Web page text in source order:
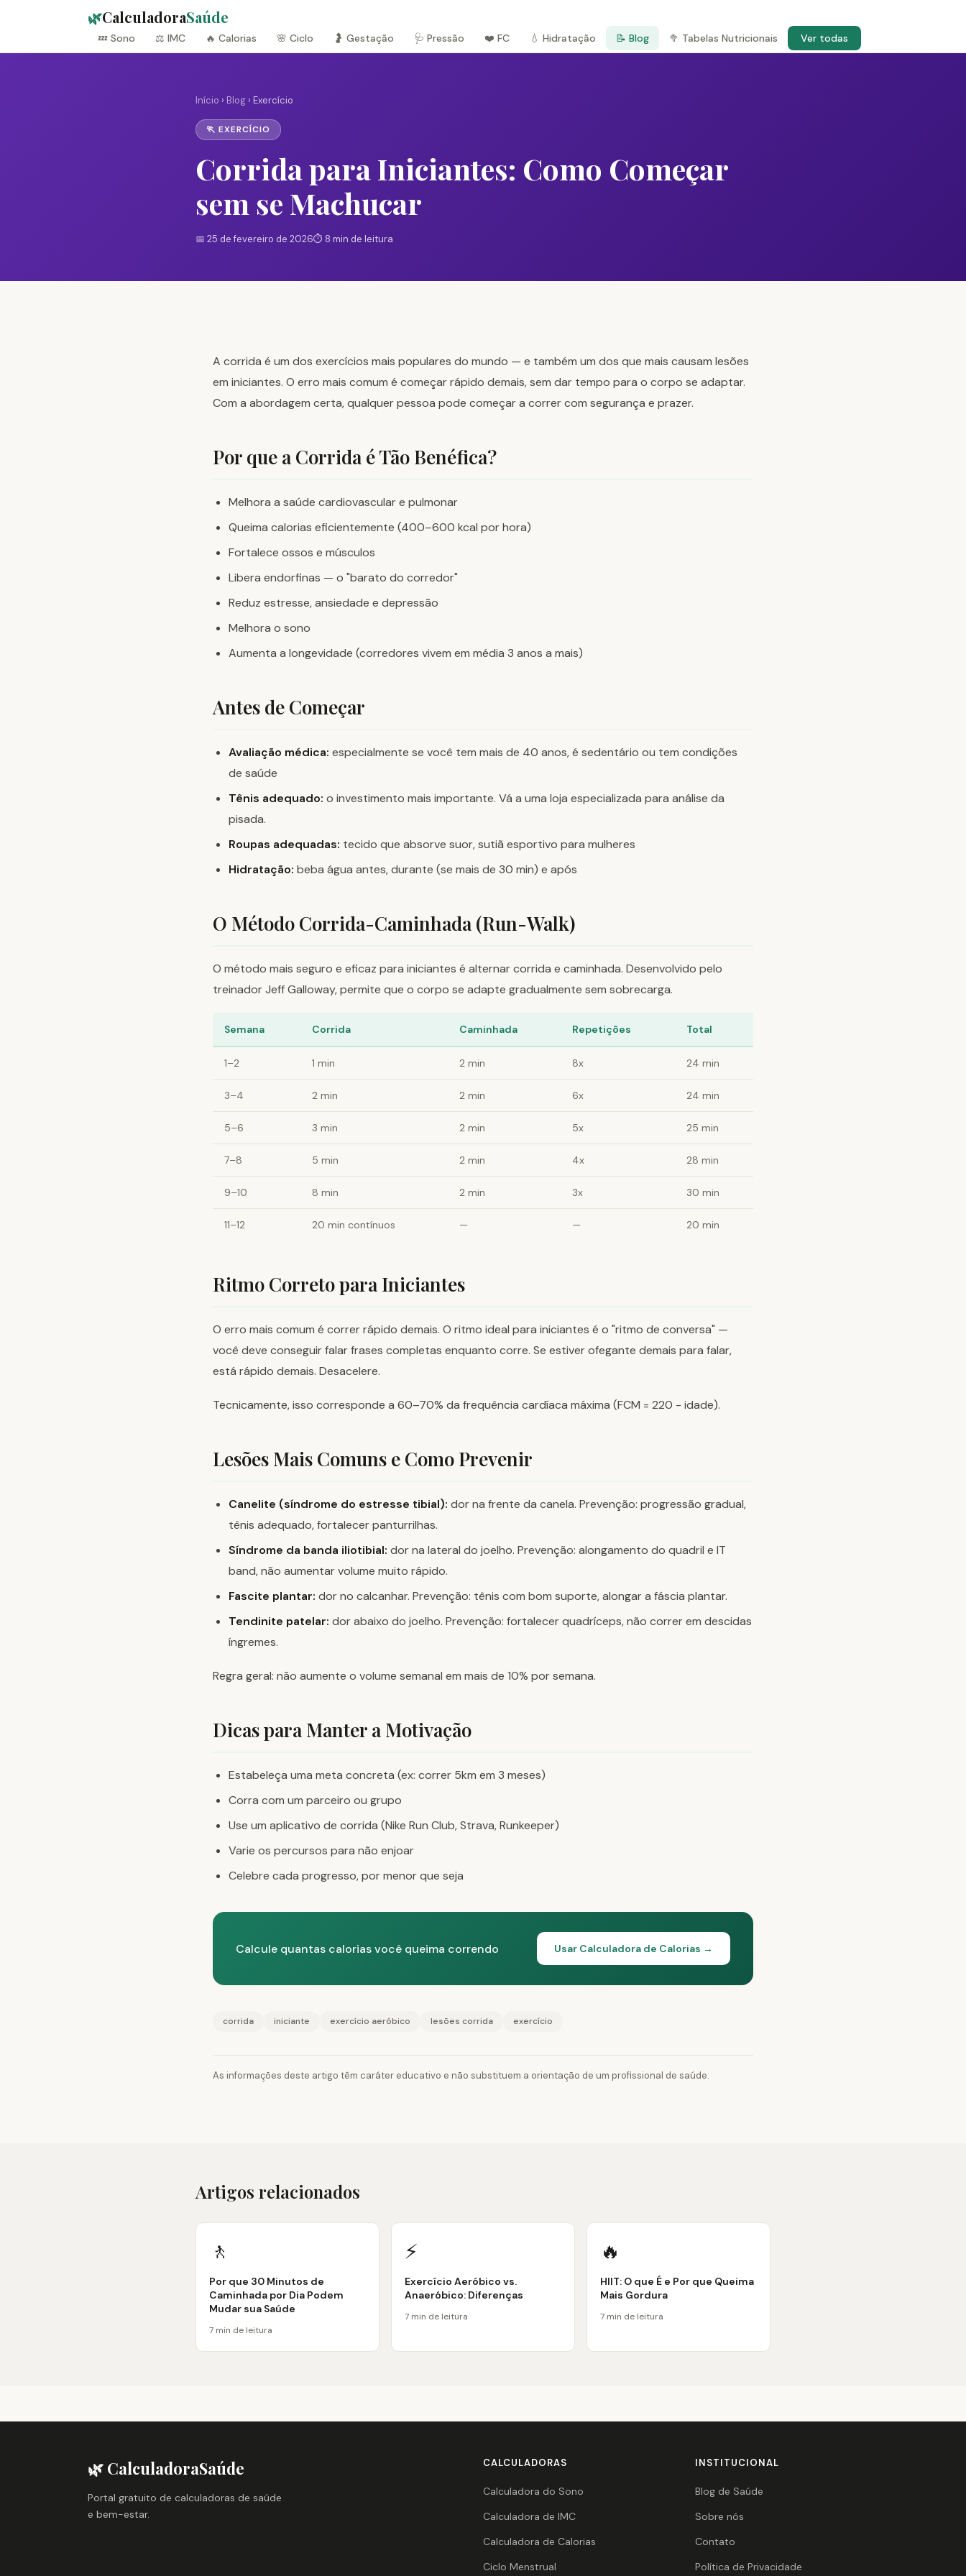
🌿CalculadoraSaúde
💤 Sono ⚖️ IMC 🔥 Calorias 🌸 Ciclo 🤰 Gestação 🩺 Pressão ❤️ FC 💧 Hidratação 📝 Blog 🥦 Tabelas Nutricionais Ver todas
Início › Blog › Exercício
🏃 EXERCÍCIO
Corrida para Iniciantes: Como Começar
sem se Machucar
📅 25 de fevereiro de 2026⏱️ 8 min de leitura
A corrida é um dos exercícios mais populares do mundo — e também um dos que mais causam lesões
em iniciantes. O erro mais comum é começar rápido demais, sem dar tempo para o corpo se adaptar.
Com a abordagem certa, qualquer pessoa pode começar a correr com segurança e prazer.
Por que a Corrida é Tão Benéfica?
Melhora a saúde cardiovascular e pulmonar
Queima calorias eficientemente (400–600 kcal por hora)
Fortalece ossos e músculos
Libera endorfinas — o "barato do corredor"
Reduz estresse, ansiedade e depressão
Melhora o sono
Aumenta a longevidade (corredores vivem em média 3 anos a mais)
Antes de Começar
Avaliação médica: especialmente se você tem mais de 40 anos, é sedentário ou tem condições
de saúde
Tênis adequado: o investimento mais importante. Vá a uma loja especializada para análise da
pisada.
Roupas adequadas: tecido que absorve suor, sutiã esportivo para mulheres
Hidratação: beba água antes, durante (se mais de 30 min) e após
O Método Corrida-Caminhada (Run-Walk)
O método mais seguro e eficaz para iniciantes é alternar corrida e caminhada. Desenvolvido pelo
treinador Jeff Galloway, permite que o corpo se adapte gradualmente sem sobrecarga.
Semana Corrida Caminhada Repetições Total
1–2 1 min 2 min 8x 24 min
3–4 2 min 2 min 6x 24 min
5–6 3 min 2 min 5x 25 min
7–8 5 min 2 min 4x 28 min
9–10 8 min 2 min 3x 30 min
11–12 20 min contínuos — — 20 min
Ritmo Correto para Iniciantes
O erro mais comum é correr rápido demais. O ritmo ideal para iniciantes é o "ritmo de conversa" —
você deve conseguir falar frases completas enquanto corre. Se estiver ofegante demais para falar,
está rápido demais. Desacelere.
Tecnicamente, isso corresponde a 60–70% da frequência cardíaca máxima (FCM = 220 - idade).
Lesões Mais Comuns e Como Prevenir
Canelite (síndrome do estresse tibial): dor na frente da canela. Prevenção: progressão gradual,
tênis adequado, fortalecer panturrilhas.
Síndrome da banda iliotibial: dor na lateral do joelho. Prevenção: alongamento do quadril e IT
band, não aumentar volume muito rápido.
Fascite plantar: dor no calcanhar. Prevenção: tênis com bom suporte, alongar a fáscia plantar.
Tendinite patelar: dor abaixo do joelho. Prevenção: fortalecer quadríceps, não correr em descidas
íngremes.
Regra geral: não aumente o volume semanal em mais de 10% por semana.
Dicas para Manter a Motivação
Estabeleça uma meta concreta (ex: correr 5km em 3 meses)
Corra com um parceiro ou grupo
Use um aplicativo de corrida (Nike Run Club, Strava, Runkeeper)
Varie os percursos para não enjoar
Celebre cada progresso, por menor que seja
Calcule quantas calorias você queima correndo Usar Calculadora de Calorias →
corrida iniciante exercício aeróbico lesões corrida exercício
As informações deste artigo têm caráter educativo e não substituem a orientação de um profissional de saúde.
Artigos relacionados
🚶
Por que 30 Minutos de
Caminhada por Dia Podem
Mudar sua Saúde
7 min de leitura
⚡
Exercício Aeróbico vs.
Anaeróbico: Diferenças
7 min de leitura
🔥
HIIT: O que É e Por que Queima
Mais Gordura
7 min de leitura
🌿 CalculadoraSaúde
Portal gratuito de calculadoras de saúde
e bem-estar.
CALCULADORAS
Calculadora do Sono
Calculadora de IMC
Calculadora de Calorias
Ciclo Menstrual
INSTITUCIONAL
Blog de Saúde
Sobre nós
Contato
Política de Privacidade